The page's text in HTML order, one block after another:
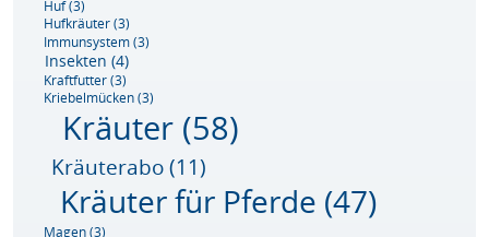
Huf(3)
Hufkräuter(3)
Immunsystem(3)
Insekten (4)
Kraftfutter(3)
Kriebelmücken(3)
Kräuter(58)
Kräuterabo(11)
Kräuter für Pferde (47)
Magen(3)